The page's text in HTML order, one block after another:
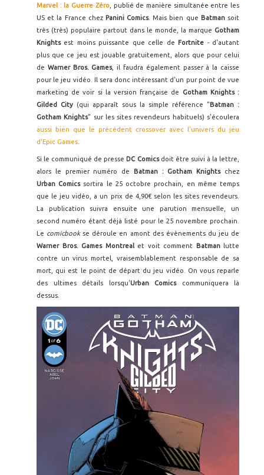
Marvel : la Guerre Zéro, publié de manière simultanée entre les
US et la France chez Panini Comics. Mais bien que Batman soit
très (très) populaire partout dans le monde, la marque Gotham
Knights est moins puissante que celle de Fortnite - d'autant
plus que ce jeu est jouable gratuitement, alors que pour celui
de Warner Bros. Games, il faudra également passer à la caisse
pour le jeu vidéo. Il sera donc intéressant d'un pur point de vue
marketing de voir si la version française de
Gotham Knights :
Gilded City (qui apparaît sous la simple référence " Batman :
Gotham Knights" sur les sites revendeurs habituels) s'écoulera
aussi bien que le précédent crossover avec l'univers du jeu
d'Epic Games
Si le communiqué de presse DC Comics doit être suivi à la lettre,
alors le premier numéro de
Batman : Gotham Knights chez
Urban Comics sortira le 25 octobre prochain, en même temps
que le jeu vidéo, a un prix de 4,90€ selon les sites revendeurs.
La publication suivra ensuite une parution mensuelle, un
second numéro étant déjà listé pour le 25 novembre prochain.
Le comicbook se déroule en amont des évènements du jeu de
Warner Bros. Games Montrealet voit comment Batmanlutte
contre un virus mortel, vraisemblablement responsable de sa
mort, qui est le point de départ du jeu vidéo. On vous reparle
des ultimes détails lorsqu'Urban Comics
communiquera là
dessus.